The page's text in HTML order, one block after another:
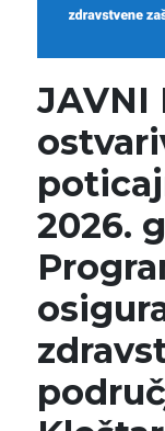
JAVNI
2026.